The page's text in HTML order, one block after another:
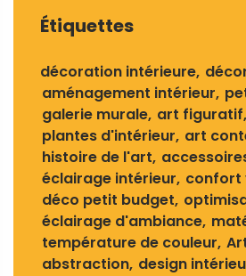
Étiquettes
décoration intérieure
aménagement intérieur
galerie murale art figuratif
plantes d'intérieur art
histoire de l'art
éclairage intérieur confort
déco petit budget
éclairage d'ambiance
température de couleur
abstraction design